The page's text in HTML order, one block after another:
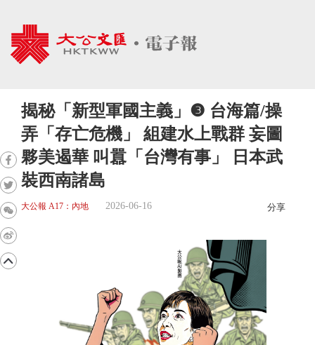
揭秘「新型軍國主義」❸ 台海篇/操
弄「存亡危機」 組建水上戰群 妄圖
夥美遏華 叫囂「台灣有事」 日本武
裝西南諸島
大公報 A17：內地 2026-06-16 分享